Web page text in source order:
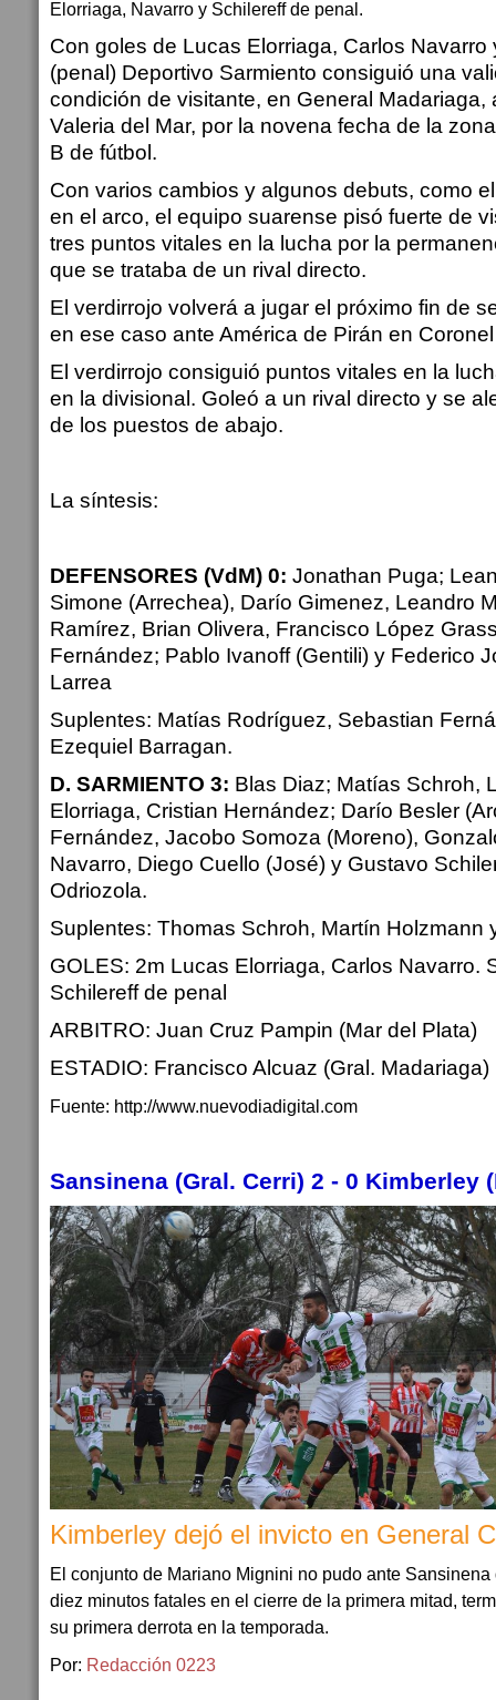
Elorriaga, Navarro y Schilereff de penal.
Con goles de Lucas Elorriaga, Carlos Navarro
(penal) Deportivo Sarmiento consiguió una
condición de visitante, en General Madariaga,
Valeria del Mar, por la novena fecha de la
B de fútbol.
Con varios cambios y algunos debuts, como
en el arco, el equipo suarense pisó fuerte de
tres puntos vitales en la lucha por la
que se trataba de un rival directo.
El verdirrojo volverá a jugar el próximo fin de
en ese caso ante América de Pirán en
El verdirrojo consiguió puntos vitales en la
en la divisional. Goleó a un rival directo y se
de los puestos de abajo.
La síntesis:
DEFENSORES (VdM) 0: Jonathan Puga;
Simone (Arrechea), Darío Gimenez, Leandro
Ramírez, Brian Olivera, Francisco López
Fernández; Pablo Ivanoff (Gentili) y Federico
Larrea
Suplentes: Matías Rodríguez, Sebastian
Ezequiel Barragan.
D. SARMIENTO 3: Blas Diaz; Matías Schroh,
Elorriaga, Cristian Hernández; Darío Besler
Fernández, Jacobo Somoza (Moreno),
Navarro, Diego Cuello (José) y Gustavo
Odriozola.
Suplentes: Thomas Schroh, Martín Holzmann
GOLES: 2m Lucas Elorriaga, Carlos Navarro.
Schilereff de penal
ARBITRO: Juan Cruz Pampin (Mar del Plata)
ESTADIO: Francisco Alcuaz (Gral. Madariaga)
Fuente: http://www.nuevodiadigital.com
Sansinena (Gral. Cerri) 2 - 0 Kimberley
Kimberley dejó el invicto en General
El conjunto de Mariano Mignini no pudo ante Sansinena
diez minutos fatales en el cierre de la primera mitad,
su primera derrota en la temporada.
Por: Redacción 0223